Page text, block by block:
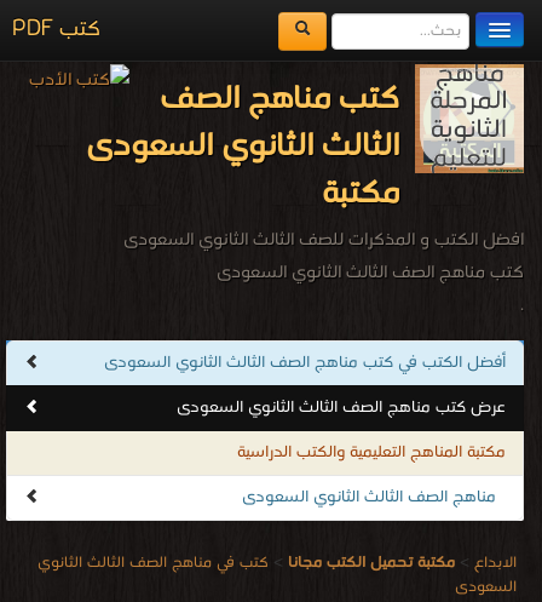
كتب PDF
مكتبة الكتب
المكتبات
يُقرأ حالياً
اضف كتاب
كتب مناهج الصف
الثالث الثانوي السعودى
مكتبة
افضل الكتب و المذكرات للصف الثالث الثانوي السعودى
كتب مناهج الصف الثالث الثانوي السعودى
.
أفضل الكتب في كتب مناهج الصف الثالث الثانوي السعودى
عرض كتب مناهج الصف الثالث الثانوي السعودى
مكتبة المناهج التعليمية والكتب الدراسية
مناهج الصف الثالث الثانوي السعودى
الابداع > مكتبة تحميل الكتب مجانا > كتب في مناهج الصف الثالث الثانوي
السعودى